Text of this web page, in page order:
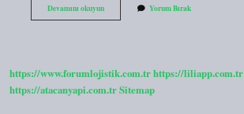
Devamını okuyunHakkâride
Plato
Yorum Bırak
https://www.forumlojistik.com.trhttps://liliapp.com.tr
https://atacanyapi.com.trSitemap